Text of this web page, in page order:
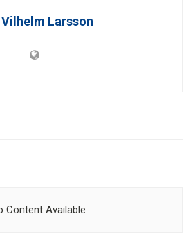
Vilhelm Larsson
Content Available